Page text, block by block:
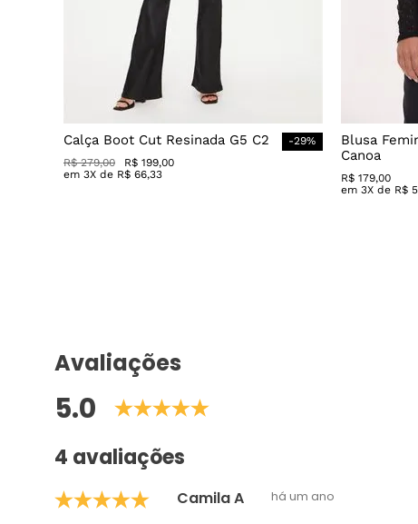
Calça Boot Cut Resinada G5 C2 -29%
R$ 279,00 R$ 199,00
em3X de R$ 66,33
Blusa
Canoa
R$ 179,00
em3X de R$
Avaliações
5.0
4 avaliações
Camila A há um ano